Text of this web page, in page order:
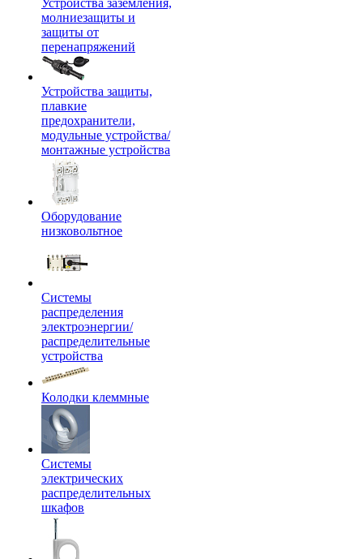
Устройства заземления,
молниезащиты и
защиты от
перенапряжений
Устройства защиты,
плавкие
предохранители,
модульные устройства/
монтажные устройства
Оборудование
низковольтное
Системы
распределения
электроэнергии/
распределительные
устройства
Колодки клеммные
Системы
электрических
распределительных
шкафов